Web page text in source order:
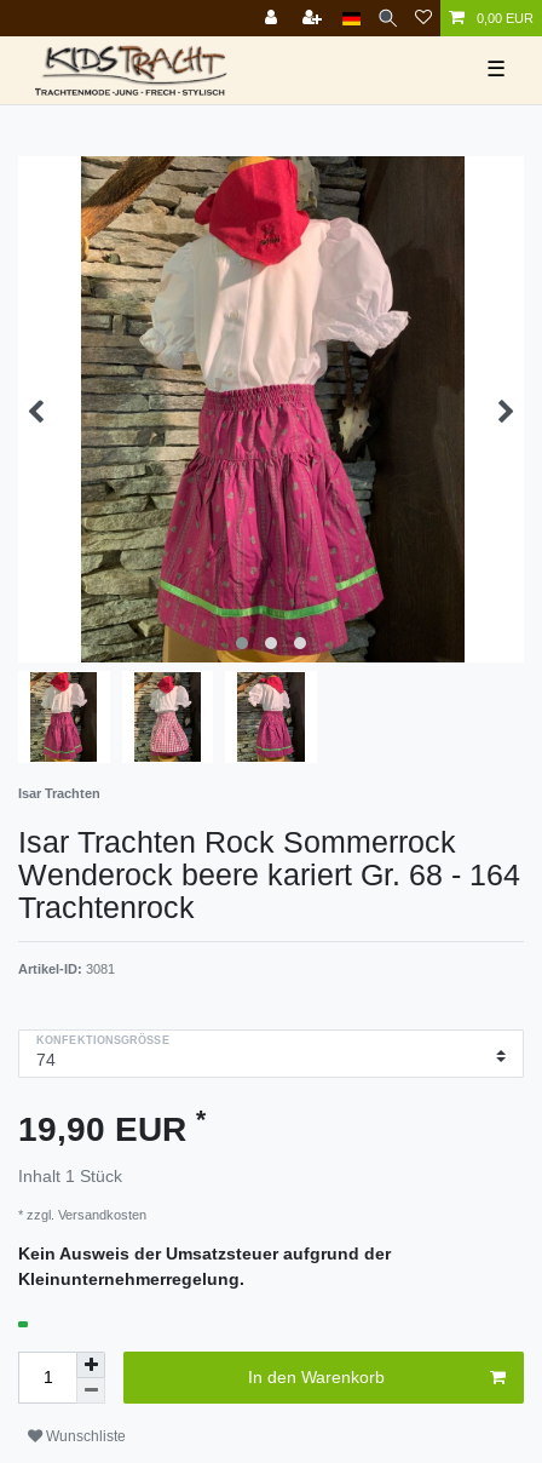
0,00 EUR
☰
Isar Trachten
Isar Trachten Rock Sommerrock
Wenderock beere kariert Gr. 68 - 164
Trachtenrock
Artikel-ID: 3081
KONFEKTIONSGRÖSSE
19,90 EUR *
Inhalt 1 Stück
* zzgl. Versandkosten
Kein Ausweis der Umsatzsteuer aufgrund der
Kleinunternehmerregelung.
In den Warenkorb
Wunschliste